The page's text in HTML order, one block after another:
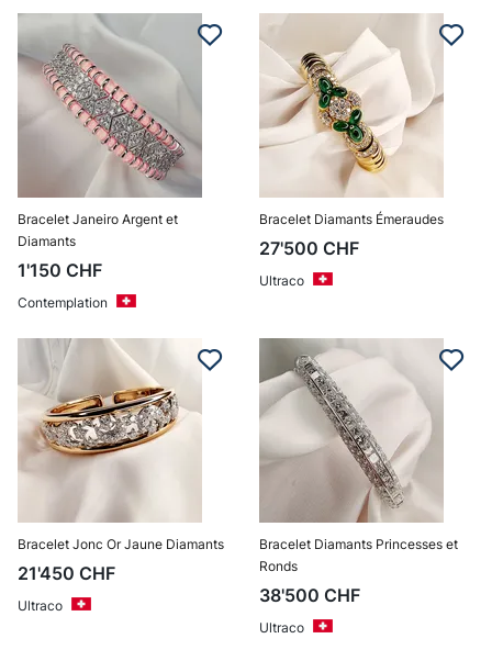
Bracelet Janeiro Argent et
Diamants
1'150 CHF
Contemplation
Bracelet Diamants Émeraudes
27'500 CHF
Ultraco
Bracelet Jonc Or Jaune Diamants
21'450 CHF
Ultraco
Bracelet Diamants Princesses et
Ronds
38'500 CHF
Ultraco